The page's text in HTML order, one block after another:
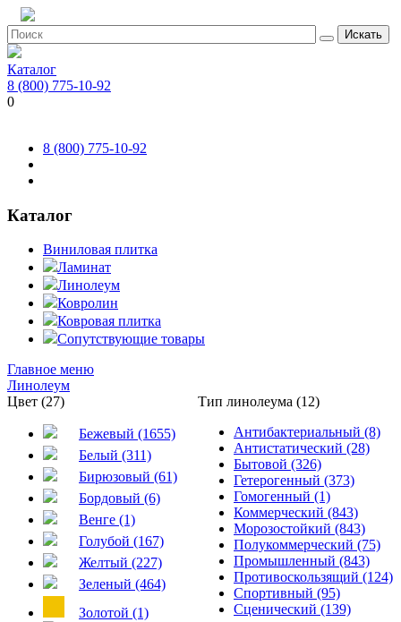
Искать
Каталог
8 (800) 775-10-92
0
8 (800) 775-10-92
Каталог
Виниловая плитка
Ламинат
Линолеум
Ковролин
Ковровая плитка
Сопутствующие товары
Главное меню
Линолеум
Цвет (27)
Бежевый (1655)
Белый (311)
Бирюзовый (61)
Бордовый (6)
Венге (1)
Голубой (167)
Желтый (227)
Зеленый (464)
Золотой (1)
Тип линолеума (12)
Антибактериальный (8)
Антистатический (28)
Бытовой (326)
Гетерогенный (373)
Гомогенный (1)
Коммерческий (843)
Морозостойкий (843)
Полукоммерческий (75)
Промышленный (843)
Противоскользящий (124)
Спортивный (95)
Сценический (139)